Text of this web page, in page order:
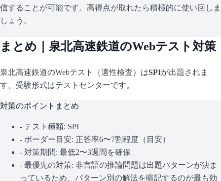
信することが可能です。高得点が取れたら積極的に使い回しま
しょう。
まとめ｜ 泉北高速鉄道のWebテスト対策
泉北高速鉄道のWebテスト（適性検査）はSPIが出題されま
す。 受験形式はテストセンターです。
対策のポイントまとめ
- テスト種類: SPI
- ボーダー目安: 正答率6〜7割程度（目安）
- 対策期間: 最低2〜3週間を確保
- 最優先の対策: 非言語の推論問題は出題パターンが決ま
っているため、パターン別の解法を暗記するのが最も効